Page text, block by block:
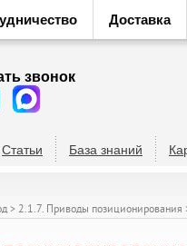
Доставка
звонок
Статьи База знаний
> 2.1.7. Приводы позиционирования